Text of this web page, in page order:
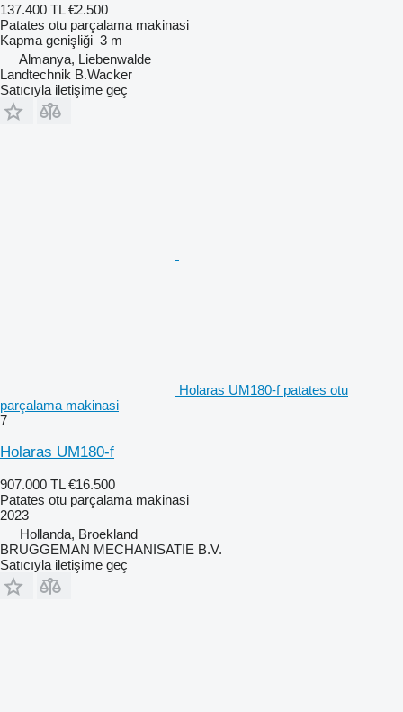
137.400 TL €2.500
Patates otu parçalama makinasi
Kapma genişliği 3 m
Almanya, Liebenwalde
Landtechnik B.Wacker
Satıcıyla iletişime geç
Holaras UM180-f patates otu
parçalama makinasi
7
Holaras UM180-f
907.000 TL €16.500
Patates otu parçalama makinasi
2023
Hollanda, Broekland
BRUGGEMAN MECHANISATIE B.V.
Satıcıyla iletişime geç